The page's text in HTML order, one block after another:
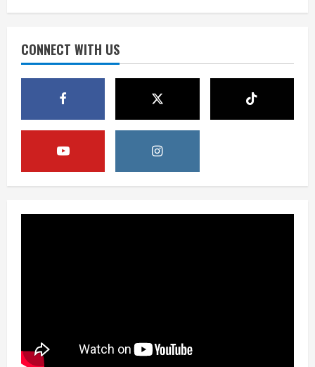
CONNECT WITH US
3
Perang Algoritma AI Makin Kompleks,
Digital
Pemerintah Perkuat Ekosistem Media
Digital Nasional Hadapi Perang
Algoritma AI
August 6, 2026
Opini
Etika, Verifikasi, dan Media Tepercaya